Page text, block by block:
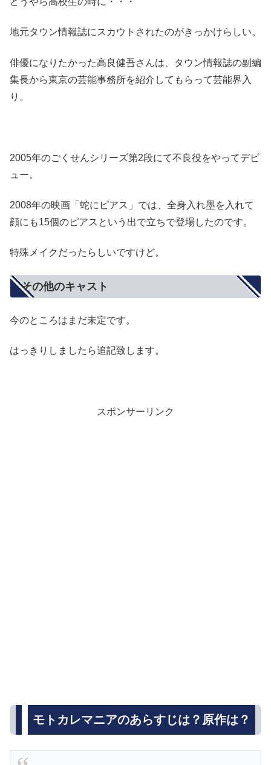
地元タウン情報誌にスカウトされたのがきっかけらしい。
俳優になりたかった高良健吾さんは、タウン情報誌の副編
集長から東京の芸能事務所を紹介してもらって芸能界入
り。
2005年のごくせんシリーズ第2段にて不良役をやってデビ
ュー。
2008年の映画「蛇にピアス」では、全身入れ墨を入れて
顔にも15個のピアスという出で立ちで登場したのです。
特殊メイクだったらしいですけど。
その他のキャスト
今のところはまだ未定です。
はっきりしましたら追記致します。
スポンサーリンク
モトカレマニアのあらすじは？原作は？